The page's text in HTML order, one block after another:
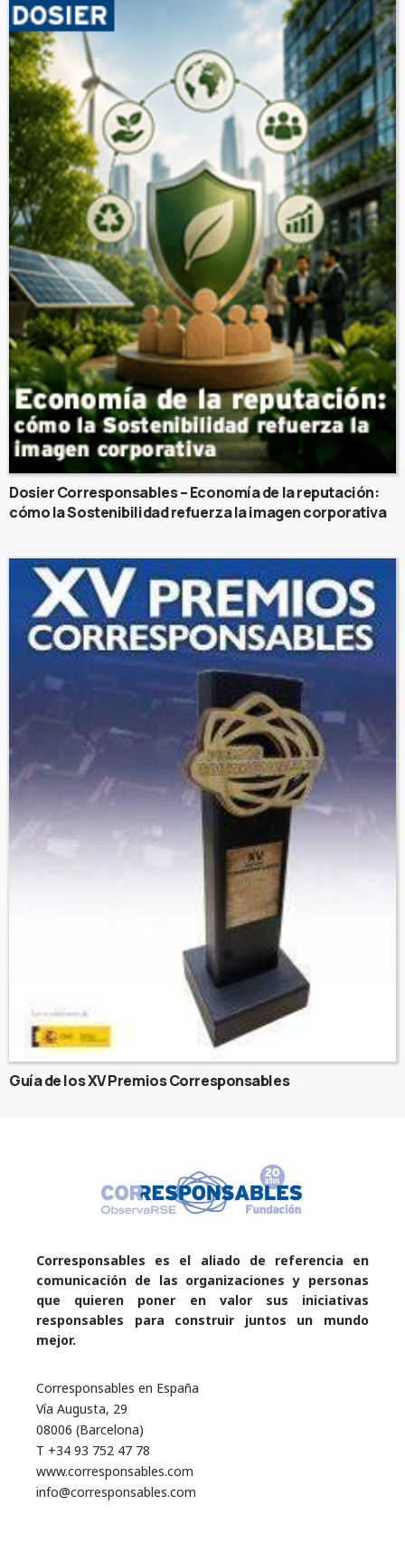
Dosier Corresponsables – Economía de la reputación:
cómo la Sostenibilidad refuerza la imagen corporativa
Guía de los XV Premios Corresponsables
Corresponsables es el aliado de referencia en
comunicación de las organizaciones y personas
que quieren poner en valor sus iniciativas
responsables para construir juntos un mundo
mejor.
Corresponsables en España
Vía Augusta, 29
08006 (Barcelona)
T +34 93 752 47 78
www.corresponsables.com
info@corresponsables.com